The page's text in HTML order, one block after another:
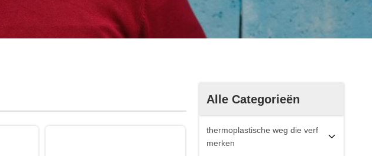
Alle Categorieën
thermoplastische weg die verf
merken